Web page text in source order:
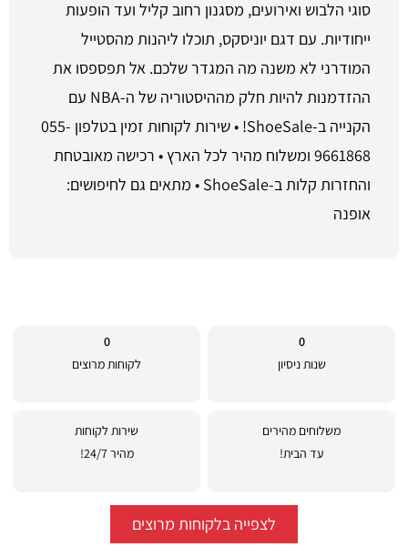
סוגי הלבוש ואירועים, מסגנון רחוב קליל ועד הופעות
ייחודיות. עם דגם יוניסקס, תוכלו ליהנות מהסטייל
המודרני לא משנה מה המגדר שלכם. אל תפספסו את
ההזדמנות להיות חלק מההיסטוריה של ה-NBA עם
הקנייה ב-ShoeSale! • שירות לקוחות זמין בטלפון 055-
9661868 ומשלוח מהיר לכל הארץ • רכישה מאובטחת
והחזרות קלות ב-ShoeSale • מתאים גם לחיפושים:
אופנה
0
שנות ניסיון
0
לקוחות מרוצים
משלוחים מהירים
עד הבית!
שירות לקוחות
מהיר 24/7!
לצפייה בלקוחות מרוצים